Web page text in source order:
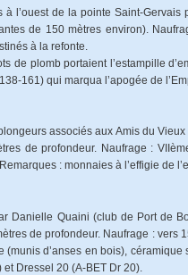
à l’ouest de la pointe Saint-
de 150 mètres environ).
à la refonte.
de plomb portaient l’estampille
161) qui marqua l’apogée de
associés aux Amis du
de profondeur. Naufrage :
: monnaies à l’effigie de
Danielle Quaini (club de Port de
de profondeur. Naufrage :
(munis d’anses en bois),
et Dressel 20 (A-BET Dr 20).